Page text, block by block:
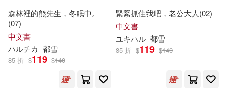
LEO(31)
DEEP’S(24) ハル(24)
ハルモト紺(24)
KADOKAWA(50)
YAMABUKI(50)
可新加坡店取(1894)
可菲律賓店取(1909)
森林裡的熊先生，冬眠中。
(07)
中文書
ハルチカ 都雪
85 折 $119 $140
緊緊抓住我吧，老公大人(02)
中文書
ユキハル 都雪
85 折 $119 $140